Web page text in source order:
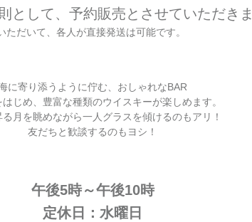
として、予約販売とさせていただき
だいて、各人が直接発送は可能です。
に寄り添うように佇む、おしゃれなBAR
はじめ、豊富な種類のウイスキーが楽しめます。
月を眺めながら一人グラスを傾けるのもアリ！
友だちと歓談するのもヨシ！
午後5時～午後10時
定休日：水曜日